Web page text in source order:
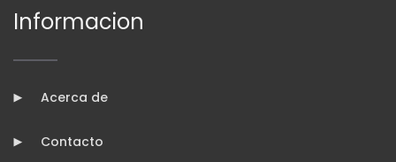
Informacion
Acerca de
Contacto